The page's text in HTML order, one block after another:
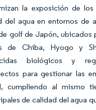
la exposición de
del agua en entornos de
golf de Japón, ubicados
de Chiba, Hyogo y
biológicos y
para gestionar las
cumpliendo al mismo
de calidad del agua